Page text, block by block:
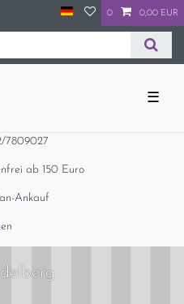
0 0,00 EUR
☰
7809027
ab 150 Euro
Ankauf